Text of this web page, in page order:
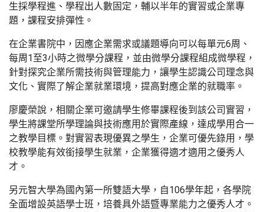
生採學程進、學程出人數固定，輔以半年的實習或企業專
題，課程安排彈性。
在企業書院中，因應企業需求或議題導向可以每單元6周、
每周1至3小時之微學分課程，並由微學分課程組成微學程，
針對探究企業所需技術與管理能力，讓學生認識公司理念與
文化、實際了解企業就業環境，提高對應企業的就職率。
廖慶榮說，相關企業可邀請學生修畢課程後到該公司實習，
學生將課堂所學理論與技術應用於實際產線，達成學用合一
之教學目標。對實習表現優異之學生，企業可優先錄用，學
校教學能有效銜接學生就業，企業獲得適才適用之優秀人
才。
另元智大學為國內第一所雙語大學，自106學年起，各學院
全面增設英語學士班，培養具外語暨專業能力之優秀人才。